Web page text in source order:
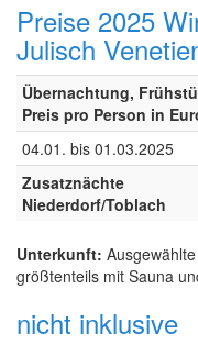
Preise 2025
Julisch
Übernachtung,
Preis pro Person in
04.01. bis 01.03.2025
Zusatznächte
Niederdorf/Toblach
Unterkunft:
größtenteils mit Sauna
nicht inklusive